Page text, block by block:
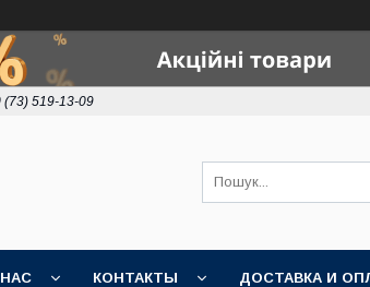
(73) 519-13-09
КОНТАКТЫ ДОСТАВКА И